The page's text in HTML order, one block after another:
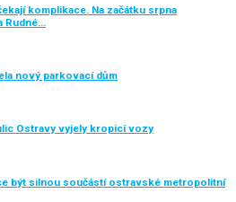
komplikace. Na začátku srpna
Rudné…
nový parkovací dům
Ostravy vyjely kropicí vozy
být silnou součástí ostravské metropolitní